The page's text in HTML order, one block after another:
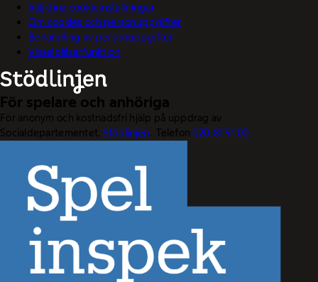
Välj dina cookieinställningar
Om cookies och personuppgifter
Behandling av personuppgifter
Visselblåsarfunktion
För spelare och anhöriga
För anonym och kostnadsfri hjälp på uppdrag av
Socialdepartementet. Stödlinjen. Telefon020-81 91 00.